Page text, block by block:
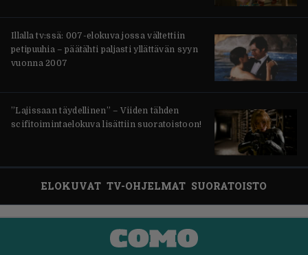
Illalla tv:ssä: 007-elokuva jossa vältettiin
petipuuhia – päätähti paljasti yllättävän syyn
vuonna 2007
”Lajissaan täydellinen” – Viiden tähden
scifitoimintaelokuva lisättiin suoratoistoon!
ELOKUVAT TV-OHJELMAT SUORATOISTO